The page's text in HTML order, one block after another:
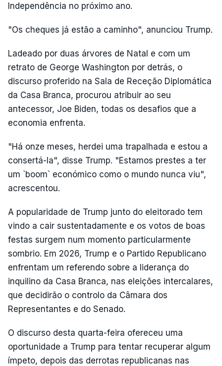
Independência no próximo ano.
"Os cheques já estão a caminho", anunciou Trump.
Ladeado por duas árvores de Natal e com um
retrato de George Washington por detrás, o
discurso proferido na Sala de Receção Diplomática
da Casa Branca, procurou atribuir ao seu
antecessor, Joe Biden, todas os desafios que a
economia enfrenta.
"Há onze meses, herdei uma trapalhada e estou a
consertá-la", disse Trump. "Estamos prestes a ter
um `boom` económico como o mundo nunca viu",
acrescentou.
A popularidade de Trump junto do eleitorado tem
vindo a cair sustentadamente e os votos de boas
festas surgem num momento particularmente
sombrio. Em 2026, Trump e o Partido Republicano
enfrentam um referendo sobre a liderança do
inquilino da Casa Branca, nas eleições intercalares,
que decidirão o controlo da Câmara dos
Representantes e do Senado.
O discurso desta quarta-feira ofereceu uma
oportunidade a Trump para tentar recuperar algum
ímpeto, depois das derrotas republicanas nas